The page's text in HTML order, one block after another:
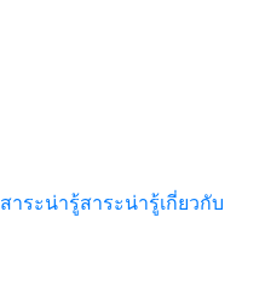
สาระน่ารู้สาระน่ารู้เกี่ยวกับ